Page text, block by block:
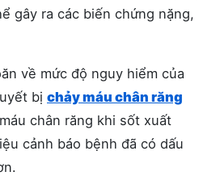
gây ra các biến chứng nặng,
về mức độ nguy hiểm của
bị chảy máu chân răng
chân răng khi sốt xuất
cảnh báo bệnh đã có dấu